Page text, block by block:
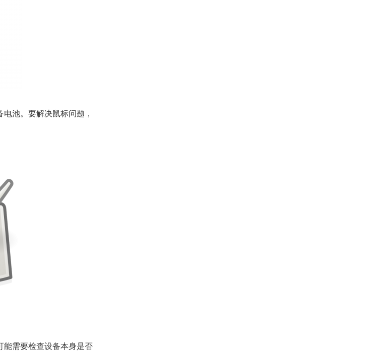
池。要解决鼠标问题，
能需要检查设备本身是否